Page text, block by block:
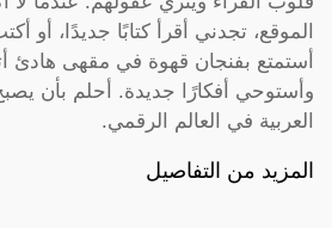
الموقع، تجدني أقرأ كتابًا جديدًا، أو
أستمتع بفنجان قهوة في مقهى هادئ
وأستوحي أفكارًا جديدة. أحلم بأن يصبح
العربية في العالم الرقمي.
المزيد من التفاصيل